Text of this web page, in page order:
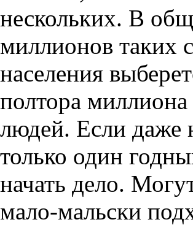
нескольких. В
миллионов таких
населения
полтора
людей. Если даже
только один
начать дело.
мало-мальски